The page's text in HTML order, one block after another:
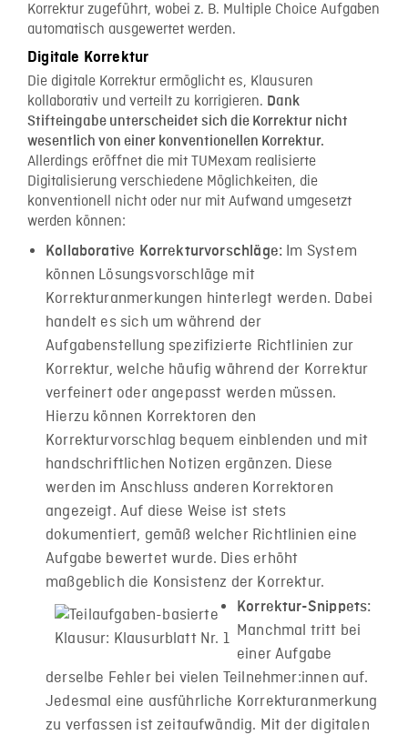
Korrektur zugeführt, wobei z. B. Multiple Choice Aufgaben
automatisch ausgewertet werden.
Digitale Korrektur
Die digitale Korrektur ermöglicht es, Klausuren
kollaborativ und verteilt zu korrigieren. Dank
Stifteingabe unterscheidet sich die Korrektur nicht
wesentlich von einer konventionellen Korrektur.
Allerdings eröffnet die mit TUMexam realisierte
Digitalisierung verschiedene Möglichkeiten, die
konventionell nicht oder nur mit Aufwand umgesetzt
werden können:
Kollaborative Korrekturvorschläge: Im System
können Lösungsvorschläge mit
Korrekturanmerkungen hinterlegt werden. Dabei
handelt es sich um während der
Aufgabenstellung spezifizierte Richtlinien zur
Korrektur, welche häufig während der Korrektur
verfeinert oder angepasst werden müssen.
Hierzu können Korrektoren den
Korrekturvorschlag bequem einblenden und mit
handschriftlichen Notizen ergänzen. Diese
werden im Anschluss anderen Korrektoren
angezeigt. Auf diese Weise ist stets
dokumentiert, gemäß welcher Richtlinien eine
Aufgabe bewertet wurde. Dies erhöht
maßgeblich die Konsistenz der Korrektur.
Korrektur-Snippets:
Manchmal tritt bei
einer Aufgabe
derselbe Fehler bei vielen Teilnehmer:innen auf.
Jedesmal eine ausführliche Korrekturanmerkung
zu verfassen ist zeitaufwändig. Mit der digitalen